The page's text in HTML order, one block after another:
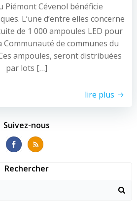
Piémont Cévenol bénéficie
L’une d’entre elles concerne
de 1 000 ampoules LED pour
Communauté de communes du
ampoules, seront distribuées
par lots […]
lire plus
Suivez-nous
Rechercher